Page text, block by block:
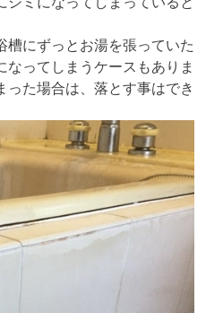
槽にずっとお湯を張っていた
なってしまうケースもありま
った場合は、落とす事はでき